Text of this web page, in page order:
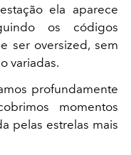
ela aparece
os códigos
ser oversized, sem
variadas.
profundamente
momentos
pelas estrelas mais